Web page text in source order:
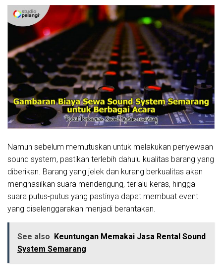
Namun sebelum memutuskan untuk melakukan penyewaan
sound system, pastikan terlebih dahulu kualitas barang yang
diberikan. Barang yang jelek dan kurang berkualitas akan
menghasilkan suara mendengung, terlalu keras, hingga
suara putus-putus yang pastinya dapat membuat event
yang diselenggarakan menjadi berantakan.
See also
Keuntungan Memakai Jasa Rental Sound
System Semarang